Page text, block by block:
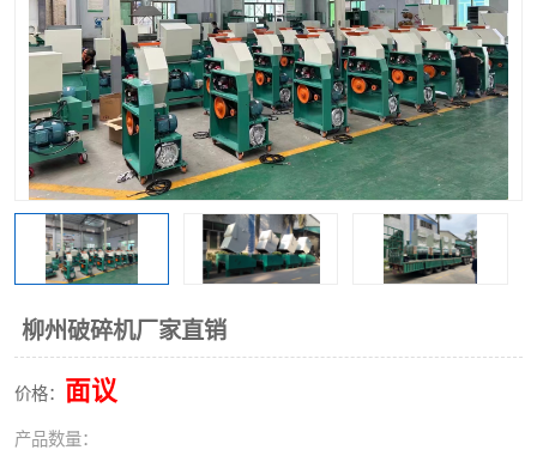
柳州破碎机厂家直销
价格： 面议
产品数量：